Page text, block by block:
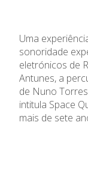
Uma
sonoridade
eletrónicos de
Antunes, a
de Nuno
intitula Space
mais de sete